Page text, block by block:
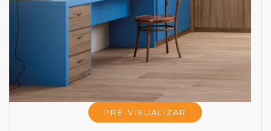
PRÉ-VISUALIZAR